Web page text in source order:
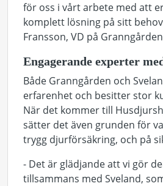
för oss i vårt arbete med att
komplett lösning på sitt
Fransson, VD på
Engagerande experter
Både Granngården och
erfarenhet och besitter stor
När det kommer till
sätter det även grunden för
trygg djurförsäkring, och på
- Det är glädjande att vi gör
tillsammans med Sveland,